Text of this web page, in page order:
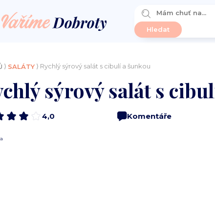
⟩ SALÁTY⟩ Rychlý sýrový salát s cibulí a šunkou
sýrový salát s
4,0 Komentáře